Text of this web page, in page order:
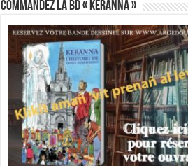
Commandez la BD « Keranna »